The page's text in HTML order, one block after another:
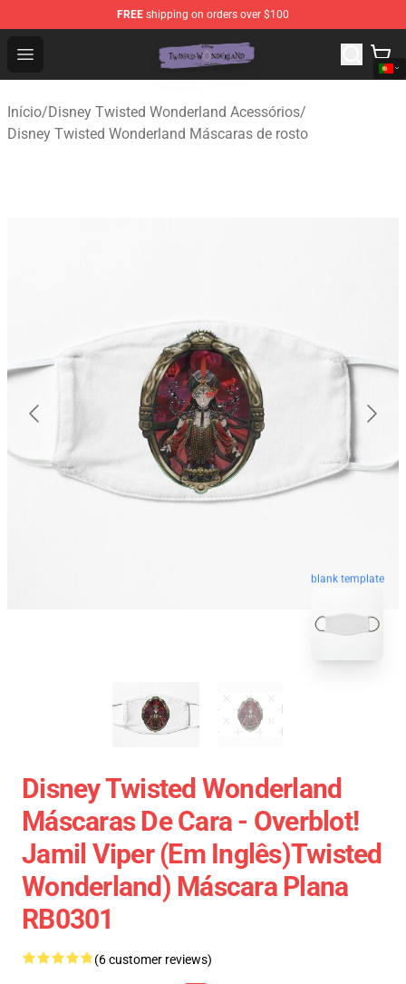
FREE shipping on orders over $100
Open menu
Twisted Wonderland Store - Official Twisted
Início/Disney Twisted Wonderland Acessórios/
Disney Twisted Wonderland Máscaras de rosto
blank template
Disney Twisted Wonderland
Máscaras De Cara - Overblot!
Jamil Viper (em Inglês)Twisted
Wonderland) Máscara Plana
RB0301
(6 customer reviews)